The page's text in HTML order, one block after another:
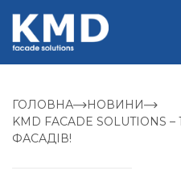
ГОЛОВНА
НОВИНИ
KMD FACADE SOLUTIONS
ФАСАДІВ!